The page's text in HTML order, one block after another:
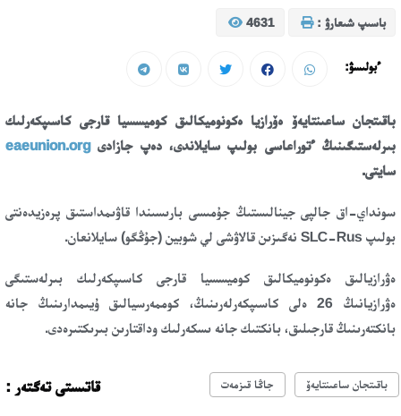
باسىپ شىعارۋ : 4631
ءبولىسۋ:
باقىتجان ساعىنتايەۆ ەۆرازيا ەكونوميكالىق كوميسسيا قارجى كاسىپكەرلىك
بىرلەستىگىنىڭ ءتوراعاسى بولىپ سايلاندى، دەپ جازادىeaeunion.org
سايتى.
سونداي-اق جالپى جينالىستىڭ جۇمىسى بارىسىندا قاۋىمداستىق پرەزيدەنتى
بولىپ SLC-Rus نەگىزىن قالاۋشى لي شوبين (جۇڭگو) سايلانعان.
ەۋرازيالىق ەكونوميكالىق كوميسسيا قارجى كاسىپكەرلىك بىرلەستىگى
ەۋرازيانىڭ 26 ​​ەلى كاسىپكەرلەرىنىڭ، كوممەرسيالىق ۇيىمدارىنىڭ جانە
بانكتەرىنىڭ قارجىلىق، بانكتىك جانە ىسكەرلىك وداقتارىن بىرىكتىرەدى.
قاتىستى تەگتەر : باقىتجان ساعىنتايەۆ جاڭا قىزمەت